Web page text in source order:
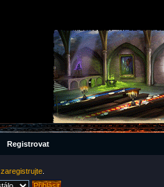
Registrovat
zaregistrujte